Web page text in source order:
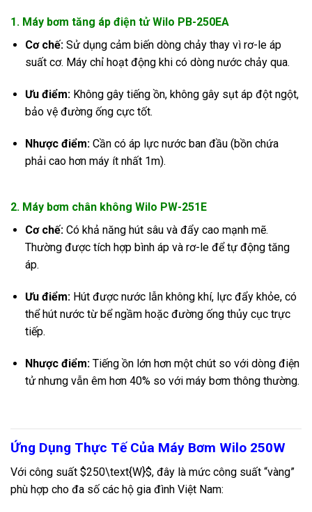
1. Máy bơm tăng áp điện tử Wilo PB-250EA
Cơ chế:Sử dụng cảm biến dòng chảy thay vì rơ-le áp
suất cơ. Máy chỉ hoạt động khi có dòng nước chảy qua.
Ưu điểm:Không gây tiếng ồn, không gây sụt áp đột ngột,
bảo vệ đường ống cực tốt.
Nhược điểm:Cần có áp lực nước ban đầu (bồn chứa
phải cao hơn máy ít nhất 1m).
2. Máy bơm chân không Wilo PW-251E
Cơ chế:Có khả năng hút sâu và đẩy cao mạnh mẽ.
Thường được tích hợp bình áp và rơ-le để tự động tăng
áp.
Ưu điểm:Hút được nước lẫn không khí, lực đẩy khỏe, có
thể hút nước từ bể ngầm hoặc đường ống thủy cục trực
tiếp.
Nhược điểm:Tiếng ồn lớn hơn một chút so với dòng điện
tử nhưng vẫn êm hơn 40% so với máy bơm thông thường.
Ứng Dụng Thực Tế Của Máy Bơm Wilo 250W
Với công suất $250\text{W}$, đây là mức công suất “vàng”
phù hợp cho đa số các hộ gia đình Việt Nam: